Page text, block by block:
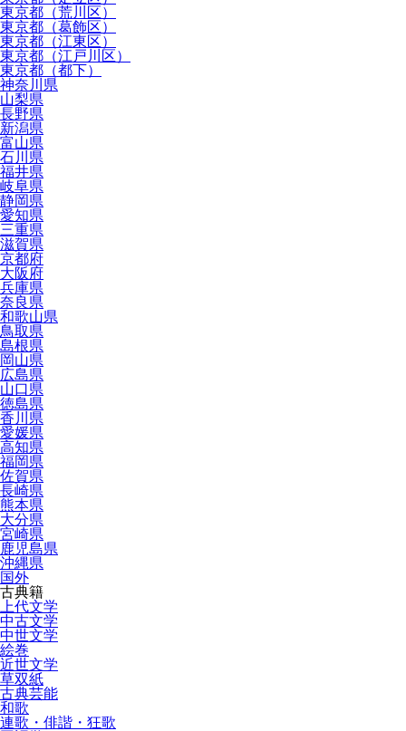
東京都（荒川区）
東京都（葛飾区）
東京都（江東区）
東京都（江戸川区）
東京都（都下）
神奈川県
山梨県
長野県
新潟県
富山県
石川県
福井県
岐阜県
静岡県
愛知県
三重県
滋賀県
京都府
大阪府
兵庫県
奈良県
和歌山県
鳥取県
島根県
岡山県
広島県
山口県
徳島県
香川県
愛媛県
高知県
福岡県
佐賀県
長崎県
熊本県
大分県
宮崎県
鹿児島県
沖縄県
国外
古典籍
上代文学
中古文学
中世文学
絵巻
近世文学
草双紙
古典芸能
和歌
連歌・俳諧・狂歌